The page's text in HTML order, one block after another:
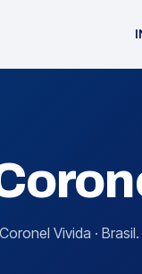
Vivida · Brasil.